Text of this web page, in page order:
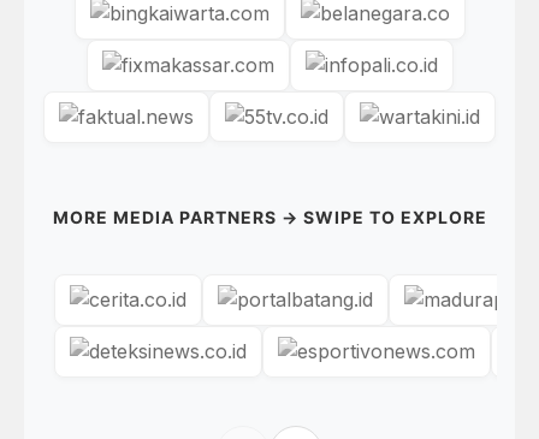
MORE MEDIA PARTNERS → SWIPE TO EXPLORE